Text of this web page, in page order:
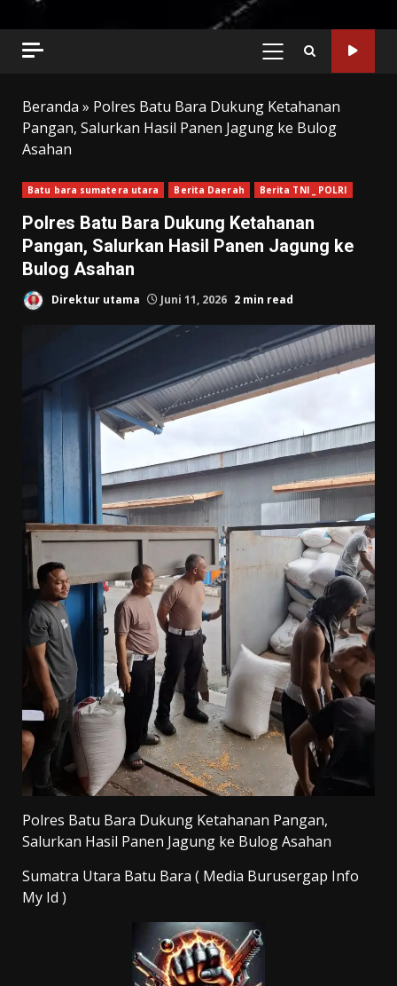
PRIMARY
Beranda » Polres Batu Bara Dukung Ketahanan
Pangan, Salurkan Hasil Panen Jagung ke Bulog
Asahan
Batu bara sumatera utara Berita Daerah Berita TNI _ POLRI
Polres Batu Bara Dukung Ketahanan
Pangan, Salurkan Hasil Panen Jagung ke
Bulog Asahan
Direktur utama Juni 11, 2026 2 min read
Polres Batu Bara Dukung Ketahanan Pangan,
Salurkan Hasil Panen Jagung ke Bulog Asahan
Sumatra Utara Batu Bara ( Media Burusergap Info
My Id )